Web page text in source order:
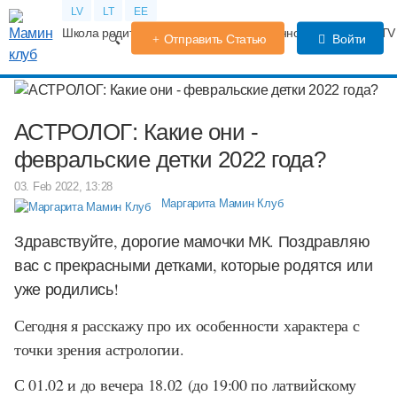
LV LT EE
Школа родителей Календарь беременности Форум
Отправить Статью Войти
АСТРОЛОГ: Какие они -
февральские детки 2022 года?
03. Feb 2022, 13:28
Маргарита Мамин Клуб
Здравствуйте, дорогие мамочки МК. Поздравляю
вас с прекрасными детками, которые родятся или
уже родились!
Сегодня я расскажу про их особенности характера с
точки зрения астрологии.
С 01.02 и до вечера 18.02 (до 19:00 по латвийскому